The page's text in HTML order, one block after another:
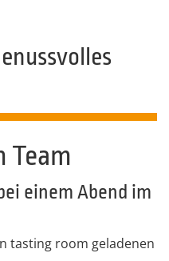
Team
einem Abend im
tasting room geladenen